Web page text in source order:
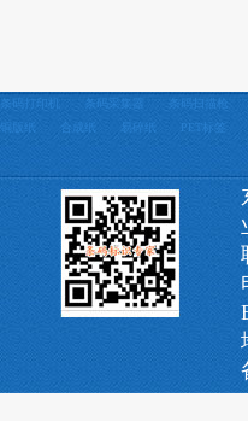
条码打印机 条码采集器 条码扫描枪
合成纸 PET标签